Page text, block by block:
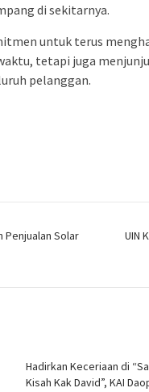
di sekitarnya.
untuk terus
tetapi juga
pelanggan.
Penjualan Solar
UIN
Hadirkan Keceriaan di
Kisah Kak David”, KAI